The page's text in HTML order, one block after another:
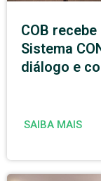
COB
Sistema
diálogo e
SAIBA MAIS